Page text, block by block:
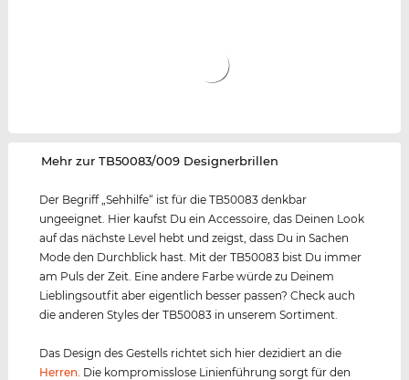
‌Mehr zur TB50083/009 Designerbrillen
Der Begriff „Sehhilfe“ ist für die TB50083 denkbar
ungeeignet. Hier kaufst Du ein Accessoire, das Deinen Look
auf das nächste Level hebt und zeigst, dass Du in Sachen
Mode den Durchblick hast. Mit der TB50083 bist Du immer
am Puls der Zeit. Eine andere Farbe würde zu Deinem
Lieblingsoutfit aber eigentlich besser passen? Check auch
die anderen Styles der TB50083 in unserem Sortiment.
Das Design des Gestells richtet sich hier dezidiert an die
Herren . Die kompromisslose Linienführung sorgt für den